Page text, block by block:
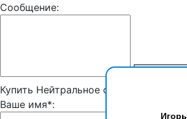
Игорь
Сообщение:
Купить Нейтральное оборудование
Ваше имя*: